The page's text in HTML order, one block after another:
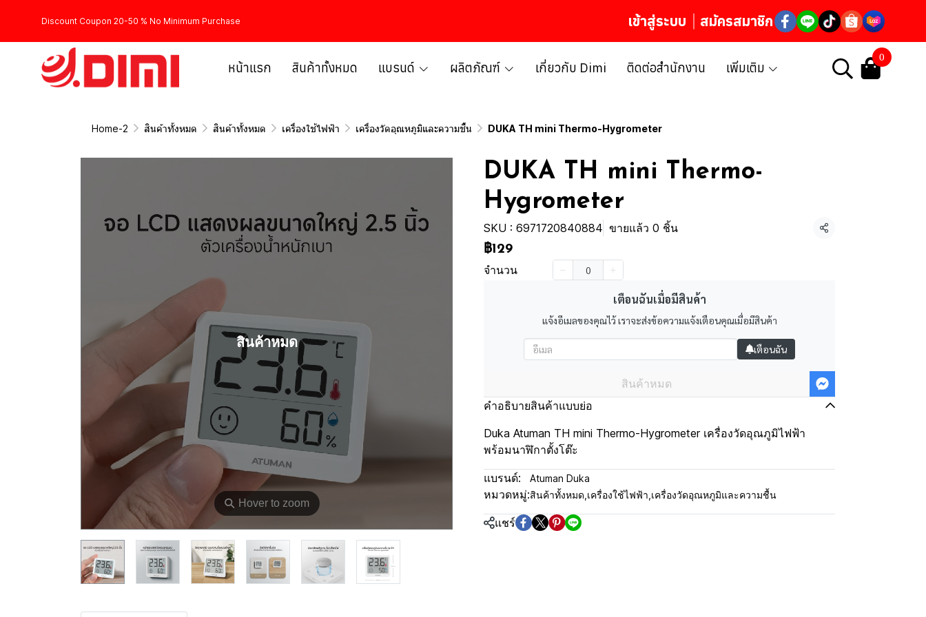
Discount Coupon 20-50 % No Minimum Purchase เข้าสู่ระบบ สมัครสมาชิก
หน้าแรก สินค้าทั้งหมด แบรนด์ ผลิตภัณฑ์ เกี่ยวกับ Dimi ติดต่อสำนักงาน เพิ่มเติม
0
Home-2 สินค้าทั้งหมด สินค้าทั้งหมด เครื่องใช้ไฟฟ้า เครื่องวัดอุณหภูมิและความชื้น DUKA TH mini Thermo-Hygrometer
⚲ Hover to zoom
สินค้าหมด
DUKA TH mini Thermo-
Hygrometer
SKU : 6971720840884 ขายแล้ว 0 ชิ้น แชร์
฿129
จำนวน
เตือนฉันเมื่อมีสินค้า
แจ้งอีเมลของคุณไว้ เราจะส่งข้อความแจ้งเตือนคุณเมื่อมีสินค้า
เตือนฉัน
สินค้าหมด
คำอธิบายสินค้าแบบย่อ
Duka Atuman TH mini Thermo-Hygrometer เครื่องวัดอุณภูมิไฟฟ้า
พร้อมนาฬิกาตั้งโต๊ะ
แบรนด์: Atuman Duka
หมวดหมู่:สินค้าทั้งหมด เครื่องใช้ไฟฟ้า เครื่องวัดอุณหภูมิและความชื้น
แชร์